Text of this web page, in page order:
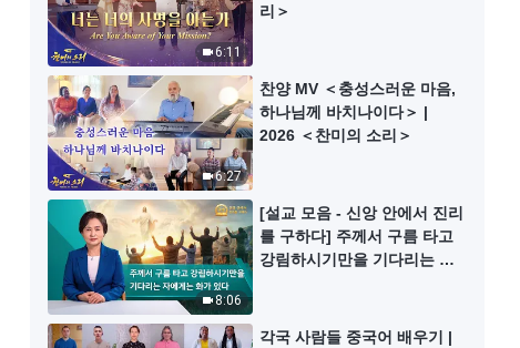
9:41
매일의 하나님 말씀 ― 하나님 알아
가기 | 발췌문 25
24:28
매일의 하나님 말씀 ― 하나님 알아
가기 | 발췌문 26
11:02
매일의 하나님 말씀 ― 하나님 알아
가기 | 발췌문 27
6:11
리＞
6:27
찬양 MV ＜충성스러운 마음,
하나님께 바치나이다＞ |
2026 ＜찬미의 소리＞
8:06
[설교 모음 - 신앙 안에서 진리
를 구하다] 주께서 구름 타고
강림하시기만을 기다리는 자
각국 사람들 중국어 배우기 |